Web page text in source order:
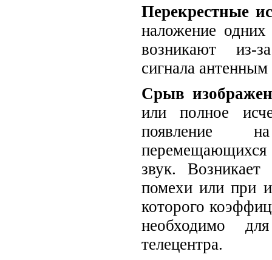
Перекрестные
наложение
возникают из-
сигнала
Срыв
или полное
появление
звук. Возникает
помехи или при
которого
необходимо
телецентра.